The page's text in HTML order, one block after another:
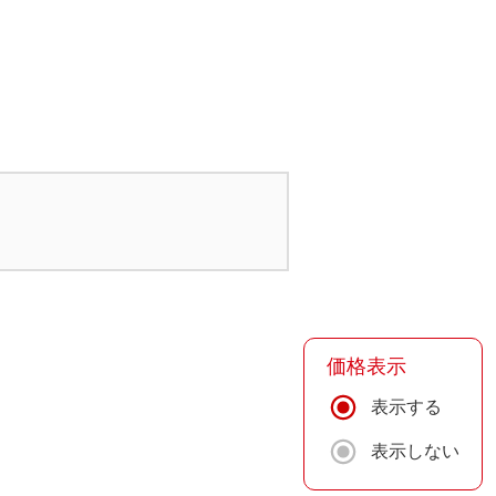
価格表示
表示する
表示しない